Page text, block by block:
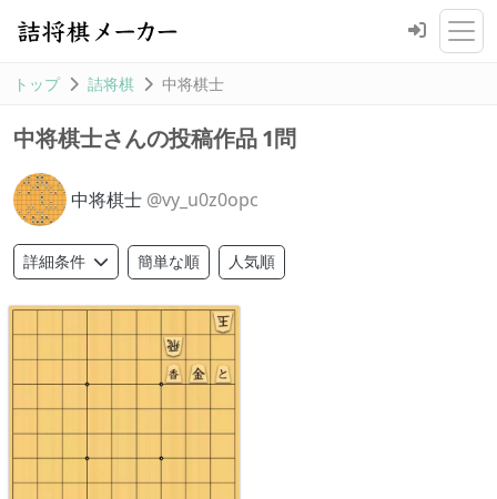
トップ 詰将棋 中将棋士
中将棋士さんの投稿作品 1問
中将棋士 @vy_u0z0opc
詳細条件 簡単な順 人気順